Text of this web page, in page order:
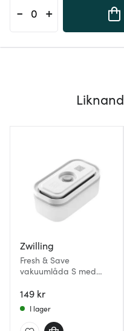
- +
Zwilling
Fresh & Save
vakuumlåda S med
149 kr
I lager